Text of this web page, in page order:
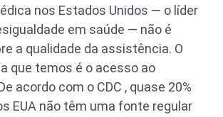
nos Estados Unidos — o líder
em saúde — não é
a qualidade da assistência. O
que temos é o acesso ao
acordo com o CDC , quase 20%
EUA não têm uma fonte regular